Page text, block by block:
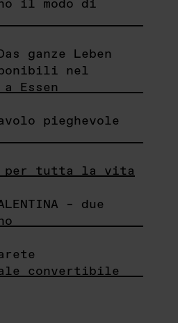
il modo di
ganze Leben
nel
a Essen
pieghevole
per tutta la vita
– due
convertibile